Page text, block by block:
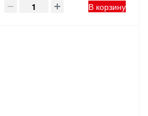
В корзину